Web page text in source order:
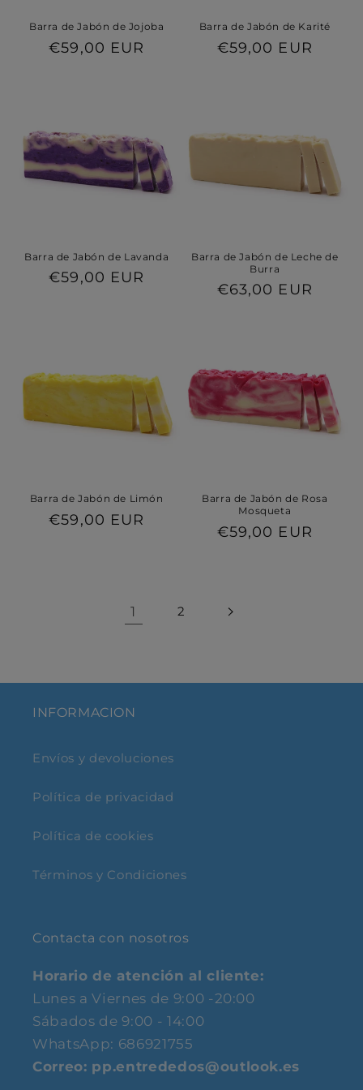
Barra de Jabón de Jojoba
Precio
€59,00 EUR
Barra de Jabón de Karité
Precio
€59,00 EUR
Barra de Jabón de Lavanda
Precio
€59,00 EUR
Barra de Jabón de Leche de
Burra
Precio
€63,00 EUR
Barra de Jabón de Limón
Precio
€59,00 EUR
Barra de Jabón de Rosa
Mosqueta
Precio
€59,00 EUR
1 2
INFORMACION
Envíos y devoluciones
Política de privacidad
Política de cookies
Términos y Condiciones
Contacta con nosotros
Horario de atención al cliente:
Lunes a Viernes de 9:00 -20:00
Sábados de 9:00 - 14:00
WhatsApp: 686921755
Correo: pp.entrededos@outlook.es